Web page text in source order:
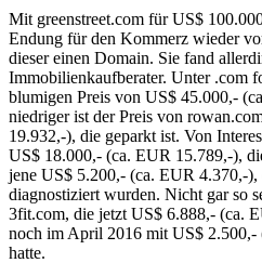
Mit greenstreet.com für US$
Endung für den Kommerz wieder
dieser einen Domain. Sie fand
Immobilienkaufberater. Unter .com
blumigen Preis von US$ 45.000,-
niedriger ist der Preis von
19.932,-), die geparkt ist. Von
US$ 18.000,- (ca. EUR 15.789,-),
jene US$ 5.200,- (ca. EUR 4.370,-
diagnostiziert wurden. Nicht gar so
3fit.com, die jetzt US$ 6.888,- (ca.
noch im April 2016 mit US$ 2.500,-
hatte.